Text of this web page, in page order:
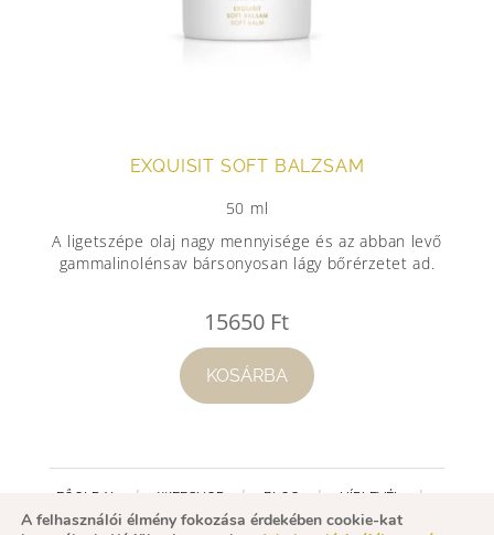
EXQUISIT SOFT BALZSAM
50 ml
A ligetszépe olaj nagy mennyisége és az abban levő
gammalinolénsav bársonyosan lágy bőrérzetet ad.
15650 Ft
KOSÁRBA
FŐOLDAL WEBSHOP BLOG HÍRLEVÉL
FACEBOOK MINŐSÍTÉS
A felhasználói élmény fokozása érdekében cookie-kat